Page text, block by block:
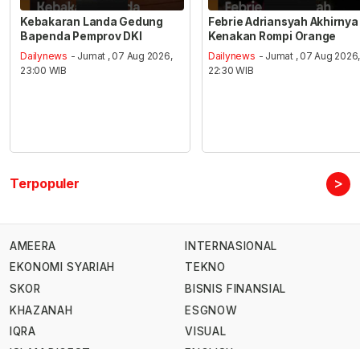
Kebakaran Landa Gedung
Bapenda Pemprov DKI
Dailynews - Jumat , 07 Aug 2026,
23:00 WIB
Febrie Adriansyah Akhirnya
Kenakan Rompi Orange
Dailynews - Jumat , 07 Aug 2026,
22:30 WIB
Terpopuler >
AMEERA
EKONOMI SYARIAH
SKOR
KHAZANAH
IQRA
INTERNASIONAL
TEKNO
BISNIS FINANSIAL
ESGNOW
VISUAL